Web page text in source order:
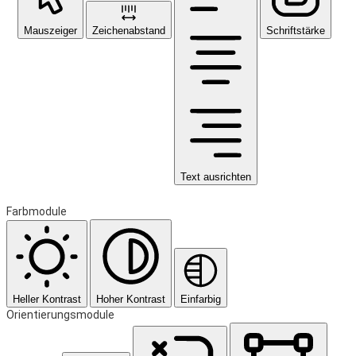
Mauszeiger Zeichenabstand
Text ausrichten
Schriftstärke
Farbmodule
Heller Kontrast Hoher Kontrast Einfarbig
Orientierungsmodule